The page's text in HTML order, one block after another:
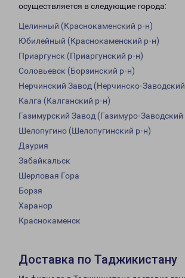
осуществляется в следующие города:
Целинный (Краснокаменский р-н)
Юбилейный (Краснокаменский р-н)
Приаргунск (Приаргунский р-н)
Соловьевск (Борзинский р-н)
Нерчинский Завод (Нерчинско-
Калга (Калганский р-н)
Газимурский Завод (Газимуро-Заводский
Шелопугино (Шелопугинский р-н)
Даурия
Забайкальск
Шерловая Гора
Борзя
Харанор
Краснокаменск
Доставка по Таджикистану